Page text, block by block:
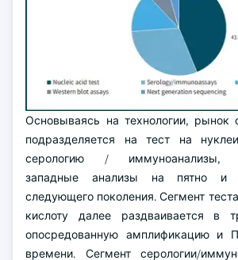
Основываясь на технологии, рынок
подразделяется на тест на
серологию / иммуноанализы,
западные анализы на пятно и
следующего поколения. Сегмент
кислоту далее раздваивается в
опосредованную амплификацию и
времени. Сегмент серологии/